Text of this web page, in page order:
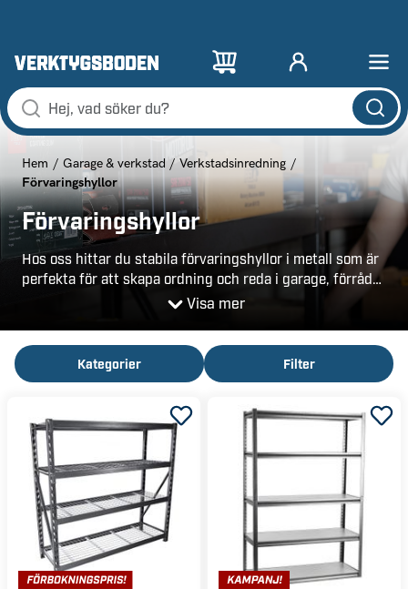
Hem Garage & verkstad Verkstadsinredning
Förvaringshyllor
Förvaringshyllor
Hos oss hittar du stabila förvaringshyllor i metall som är
perfekta för att skapa ordning och reda i garage, förråd
eller verkstad. Med våra förvaringshyllor blir det lättare
lagerhyllor i plåt finns i flera modeller med varierande
antal hyllplan och lastkapacitet. Våra mest robusta hyllor
våra metallhyllor är pulverlackade för att vara så
slittåliga som möjligt.
Visa mer
Kategorier Filter